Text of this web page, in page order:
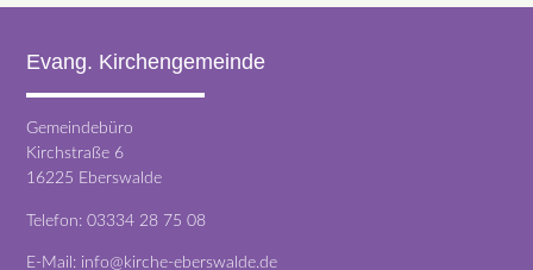
Evang. Kirchengemeinde
Gemeindebüro
Kirchstraße 6
16225 Eberswalde
Telefon:03334 28 75 08
E-Mail: info@kirche-eberswalde.de